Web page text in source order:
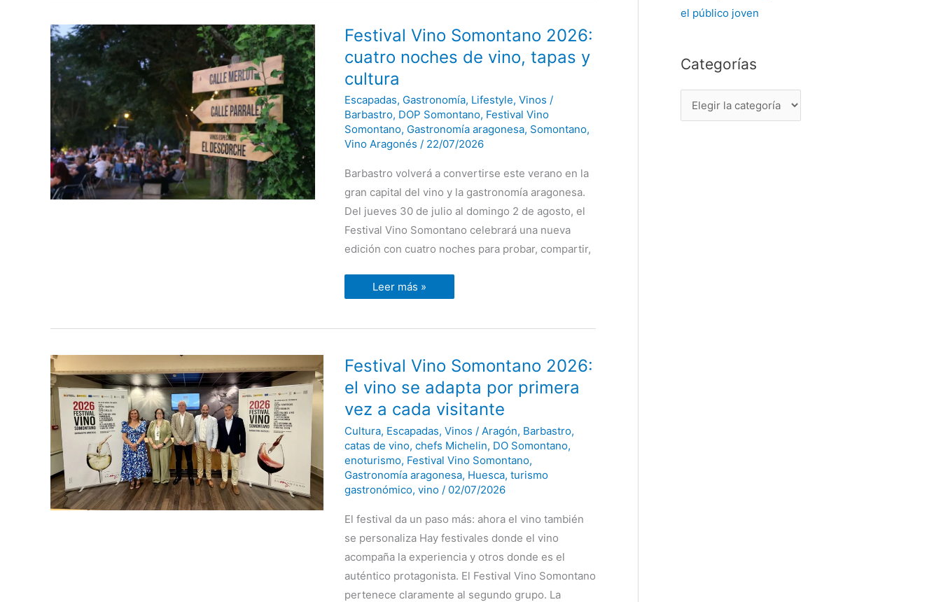
Festival Vino Somontano 2026:
cuatro noches de vino, tapas y
cultura
Escapadas, Gastronomía, Lifestyle, Vinos /
Barbastro, DOP Somontano, Festival Vino
Somontano, Gastronomía aragonesa, Somontano,
Vino Aragonés / 22/07/2026
Barbastro volverá a convertirse este verano en la
gran capital del vino y la gastronomía aragonesa.
Del jueves 30 de julio al domingo 2 de agosto, el
Festival Vino Somontano celebrará una nueva
edición con cuatro noches para probar, compartir,
Festival
Vino
Somontano
2026:
noches
vino,
tapas
y
cultura
Leer más »
Festival Vino Somontano 2026:
el vino se adapta por primera
vez a cada visitante
Cultura, Escapadas, Vinos / Aragón, Barbastro,
catas de vino, chefs Michelin, DO Somontano,
enoturismo, Festival Vino Somontano,
Gastronomía aragonesa, Huesca, turismo
gastronómico, vino/ 02/07/2026
El festival da un paso más: ahora el vino también
se personaliza Hay festivales donde el vino
acompaña la experiencia y otros donde es el
auténtico protagonista. El Festival Vino Somontano
pertenece claramente al segundo grupo. La
Festival
Vino
Somontano
2026:
vino
adapta
por
primera
vez
a
cada
visitante
el público joven
Categorías